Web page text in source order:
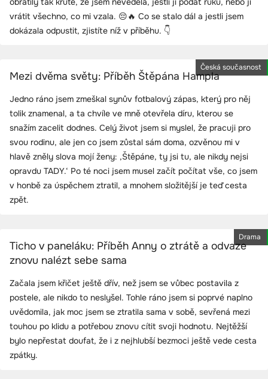
vrátit všechno, co mi vzala. 😔🔥 Co se stalo dál a jestli jsem
dokázala odpustit, zjistíte níž v příběhu. 👇
Česká současnost
Mezi dvěma světy: Příběh Štěpána Hampla
Jedno ráno jsem zmeškal synův fotbalový zápas, který pro něj
tolik znamenal, a ta chvíle ve mně otevřela díru, kterou se
snažím zacelit dodnes. Celý život jsem si myslel, že pracuji pro
svou rodinu, ale jen co jsem zůstal sám doma, ozvěnou mi v
hlavě zněly slova mojí ženy: ‚Štěpáne, ty jsi tu, ale nikdy nejsi
opravdu TADY.‘ Po té noci jsem musel začít počítat vše, co jsem
v honbě za úspěchem ztratil, a mnohem složitější je teď cesta
zpět.
Drama
Ticho v paneláku: Příběh Anny o ztrátě a odvaze
znovu nalézt sebe sama
Začala jsem křičet ještě dřív, než jsem se vůbec postavila z
postele, ale nikdo to neslyšel. Tohle ráno jsem si poprvé naplno
uvědomila, jak moc jsem se ztratila sama v sobě, sevřená mezi
touhou po klidu a potřebou znovu cítit svoji hodnotu. Nejtěžší
bylo nepřestat doufat, že i z nejhlubší bezmoci ještě vede cesta
zpátky.